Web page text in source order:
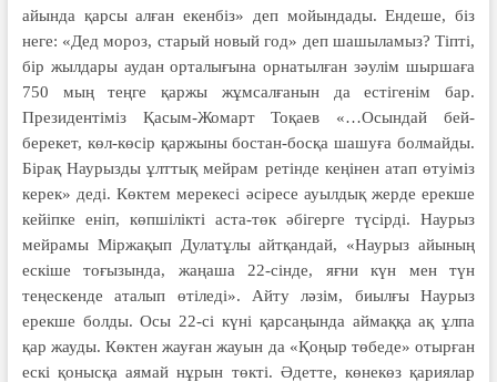
айында қарсы алған екенбіз» деп мойындады.Ендеше, біз
неге: «Дед мороз, старый новый год» деп шашыламыз? Тіпті,
бір жылдары аудан орталығына орнатылған зәулім шыршаға
750 мың теңге қаржы жұмсалғанын да естігенім бар.
Президентіміз Қасым-Жомарт Тоқаев «…Осындай бей-
берекет, көл-көсір қаржыны бостан-босқа шашуға болмайды.
Бірақ Наурызды ұлттық мейрам ретінде кеңінен атап өтуіміз
керек» деді. Көктем мерекесі әсіресе ауылдық жерде ерекше
кейіпке еніп, көпшілікті аста-төк әбігерге түсірді. Наурыз
мейрамы Міржақып Дулатұлы айтқандай, «Наурыз айының
ескіше тоғызында, жаңаша 22-сінде, яғни күн мен түн
теңескенде аталып өтіледі». Айту ләзім, биылғы Наурыз
ерекше болды. Осы 22-сі күні қарсаңында аймаққа ақ ұлпа
қар жауды. Көктен жауған жауын да «Қоңыр төбеде» отырған
ескі қонысқа аямай нұрын төкті. Әдетте, көнекөз қариялар